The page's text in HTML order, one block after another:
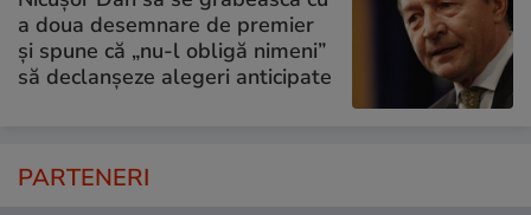
a doua desemnare de premier
și spune că „nu-l obligă nimeni”
să declanșeze alegeri anticipate
PARTENERI